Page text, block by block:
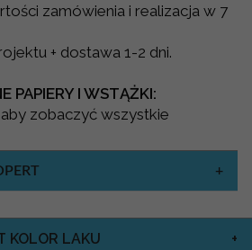
zamówienia i realizacja w 7
+ dostawa 1-2 dni.
PAPIERY I WSTĄŻKI:
zobaczyć wszystkie
KOLOR LAKU